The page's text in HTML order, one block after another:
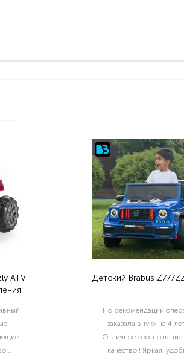
ATV
Детский Brabus
По рекомендации
заказала внуку на 4
Отличное соотношение
качество!! Яркая,